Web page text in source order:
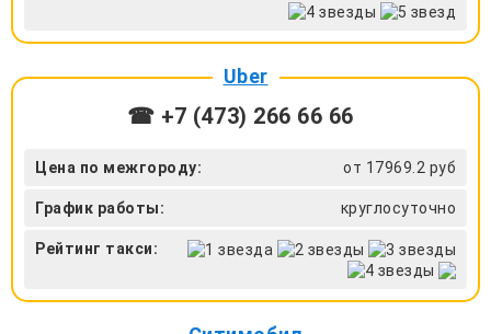
Uber
☎ +7 (473) 266 66 66
Цена по межгороду: от 17969.2 руб
График работы: круглосуточно
Рейтинг такси: